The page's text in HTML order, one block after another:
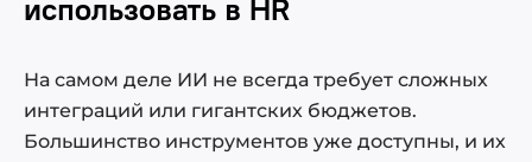
использовать в HR
На самом деле ИИ не всегда требует сложных
интеграций или гигантских бюджетов.
Большинство инструментов уже доступны, и их